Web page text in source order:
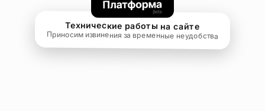
Технические работы на сайте
Приносим извинения за временные неудобства